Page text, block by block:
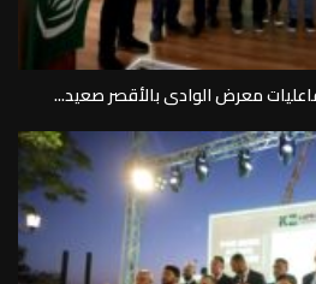
معرض الوادى بالأقصر صعيد...